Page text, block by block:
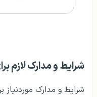
شرایط و مدارک لازم
شرایط و مدارک